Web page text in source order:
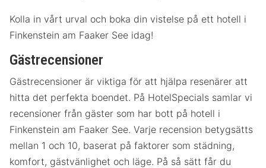
Kolla in vårt urval och boka din vistelse på ett hotell i
Finkenstein am Faaker See idag!
Gästrecensioner
Gästrecensioner är viktiga för att hjälpa resenärer att
hitta det perfekta boendet. På HotelSpecials samlar vi
recensioner från gäster som har bott på hotell i
Finkenstein am Faaker See. Varje recension betygsätts
mellan 1 och 10, baserat på faktorer som städning,
komfort, gästvänlighet och läge. På så sätt får du